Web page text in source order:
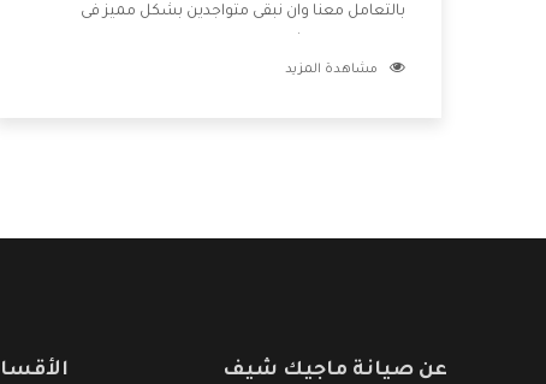
بالتعامل معنا وان نبقى متواجدين بشكل مميز فى
للعميل وان يستمتع بالخدمات التى تنفرد الشركة بها
مشاهدة المزيد
عن صيانة ماجيك شيف